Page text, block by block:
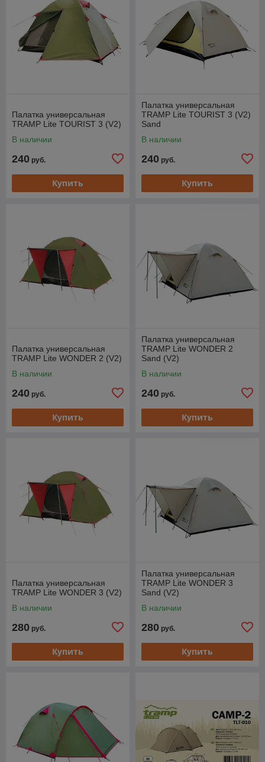
Палатка универсальная
TRAMP Lite TOURIST 3 (V2)
В наличии
240 руб.
Купить
Палатка универсальная
TRAMP Lite TOURIST 3 (V2)
Sand
В наличии
240 руб.
Купить
Палатка универсальная
TRAMP Lite WONDER 2 (V2)
В наличии
240 руб.
Купить
Палатка универсальная
TRAMP Lite WONDER 2
Sand (V2)
В наличии
240 руб.
Купить
Палатка универсальная
TRAMP Lite WONDER 3 (V2)
В наличии
280 руб.
Купить
Палатка универсальная
TRAMP Lite WONDER 3
Sand (V2)
В наличии
280 руб.
Купить